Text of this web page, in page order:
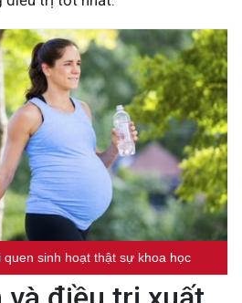
sinh hoạt thật sự khoa học